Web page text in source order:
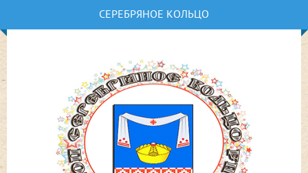
СЕРЕБРЯНОЕ КОЛЬЦО